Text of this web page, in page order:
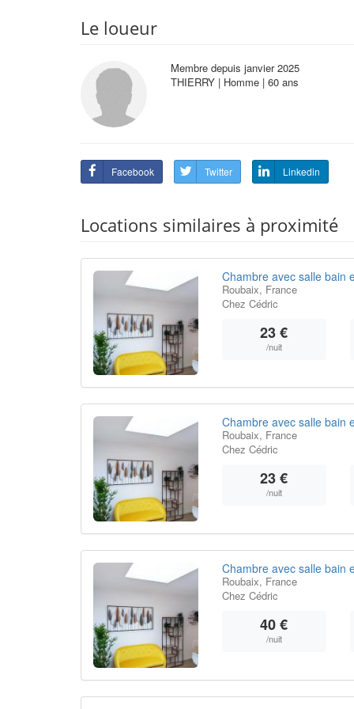
Le loueur
Membre depuis janvier 2025
THIERRY | Homme | 60 ans
Facebook Twitter Linkedin
Locations similaires à proximité
Chambre avec salle bain
Roubaix, France
Chez Cédric
23 €
/nuit
Chambre avec salle bain
Roubaix, France
Chez Cédric
23 €
/nuit
Chambre avec salle bain
Roubaix, France
Chez Cédric
40 €
/nuit